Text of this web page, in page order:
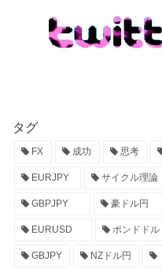
タグ
FX 成功 思考
EURJPY サイクル理論
GBPJPY 豪ドル円
EURUSD ポンドドル
GBJPY NZドル円